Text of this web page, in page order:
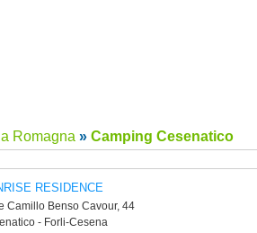
Romagna » Camping Cesenatico
RESIDENCE
Camillo Benso Cavour, 44
- Forli-Cesena